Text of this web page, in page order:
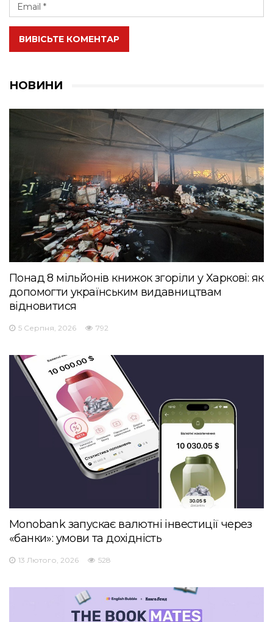
ВИВІСЬТЕ КОМЕНТАР
НОВИНИ
Понад 8 мільйонів книжок згоріли у Харкові: як
допомогти українським видавництвам
відновитися
5 Серпня, 2026 792
Monobank запускає валютні інвестиції через
«банки»: умови та дохідність
13 Лютого, 2026 528